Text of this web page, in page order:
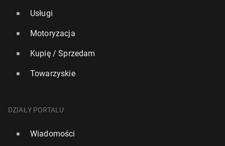
Usługi
Motoryzacja
Kupię / Sprzedam
Towarzyskie
DZIAŁY PORTALU
Wiadomości